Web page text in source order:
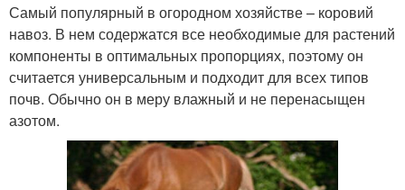
Самый популярный в огородном хозяйстве – коровий
навоз. В нем содержатся все необходимые для растений
компоненты в оптимальных пропорциях, поэтому он
считается универсальным и подходит для всех типов
почв. Обычно он в меру влажный и не перенасыщен
азотом.